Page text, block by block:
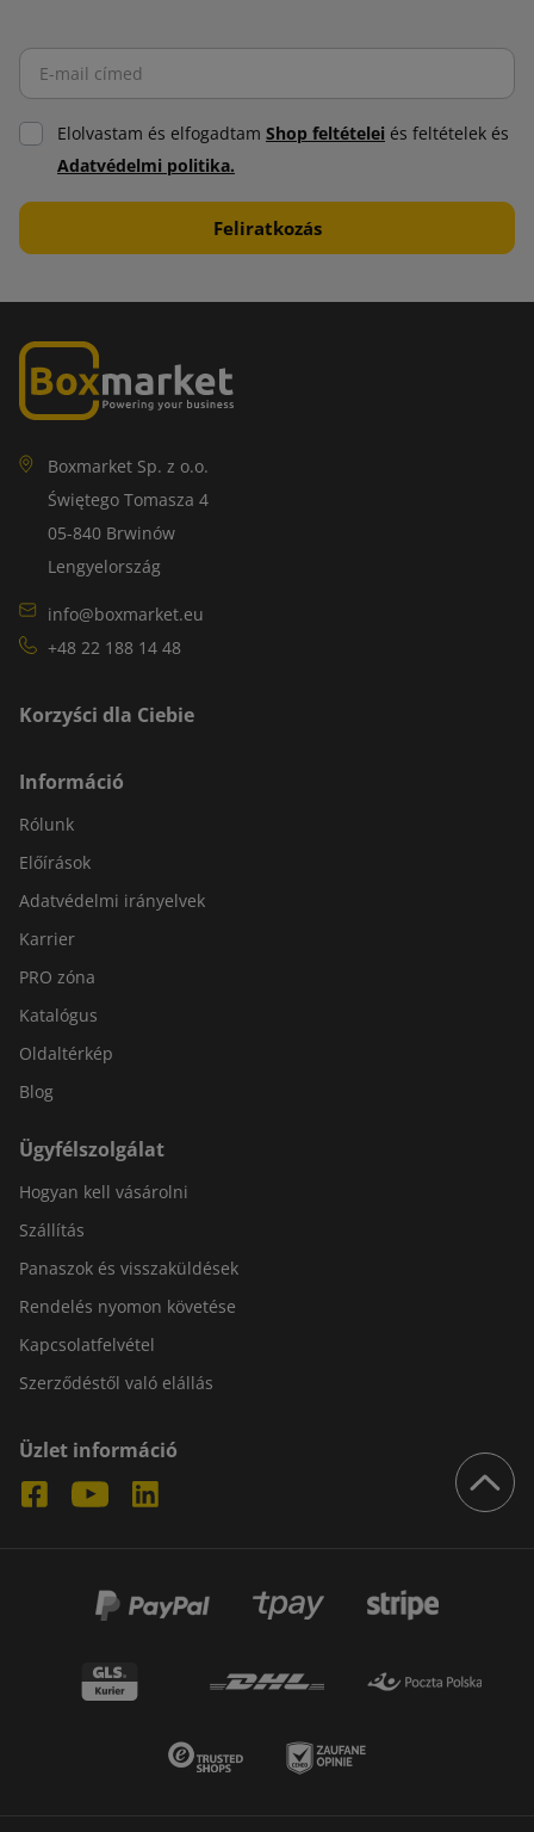
Elolvastam és elfogadtam Shop feltételei és feltételek és
Adatvédelmi politika.
Boxmarket Sp. z o.o.
Świętego Tomasza 4
05-840 Brwinów
Lengyelország
info@boxmarket.eu
+48 22 188 14 48
Korzyści dla Ciebie
Információ
Rólunk
Előírások
Adatvédelmi irányelvek
Karrier
PRO zóna
Katalógus
Oldaltérkép
Blog
Ügyfélszolgálat
Hogyan kell vásárolni
Szállítás
Panaszok és visszaküldések
Rendelés nyomon követése
Kapcsolatfelvétel
Szerződéstől való elállás
Üzlet információ